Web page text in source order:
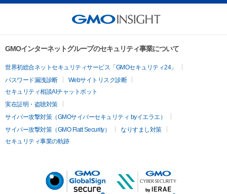
GMOインターネットグループのセキュリティ事業について
世界初総合ネットセキュリティサービス「GMOセキュリティ24」
パスワード漏洩診断
Webサイトリスク診断
セキュリティ相談AIチャットボット
実在証明・盗聴対策
サイバー攻撃対策（GMOサイバーセキュリティ byイエラエ）
サイバー攻撃対策（GMO Flatt Security）
なりすまし対策
セキュリティ事業の軌跡